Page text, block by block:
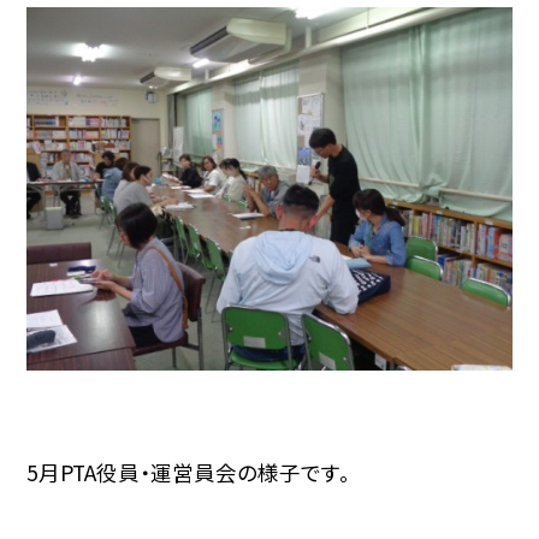
5月PTA役員・運営員会の様子です。